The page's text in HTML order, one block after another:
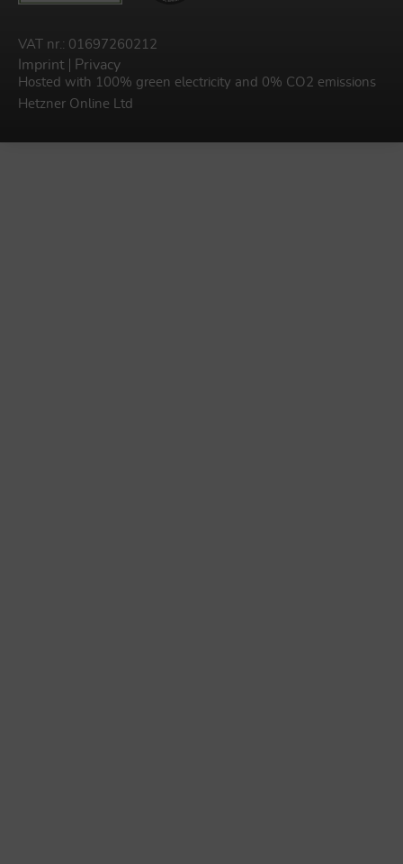
VAT nr.: 01697260212
Imprint Privacy
Hosted with 100% green electricity and 0% CO2 emissions
Hetzner Online Ltd